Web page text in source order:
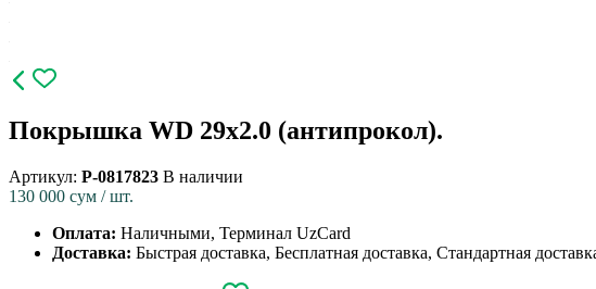
Покрышка WD 29x2.0 (антипрокол).
Артикул: P-0817823 В наличии
130 000 сум / шт.
Оплата: Наличными, Терминал UzCard
Доставка: Быстрая доставка, Бесплатная доставка, Стандартная